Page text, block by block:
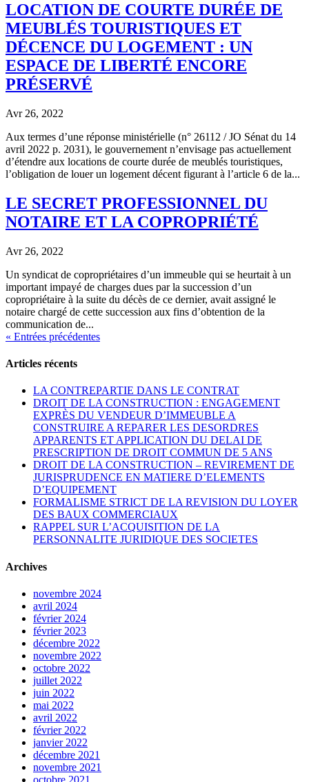
LOCATION DE COURTE DURÉE DE
MEUBLÉS TOURISTIQUES ET
DÉCENCE DU LOGEMENT : UN
ESPACE DE LIBERTÉ ENCORE
PRÉSERVÉ
Avr 26, 2022
Aux termes d’une réponse ministérielle (n° 26112 / JO Sénat du 14
avril 2022 p. 2031), le gouvernement n’envisage pas actuellement
d’étendre aux locations de courte durée de meublés touristiques,
l’obligation de louer un logement décent figurant à l’article 6 de la...
LE SECRET PROFESSIONNEL DU
NOTAIRE ET LA COPROPRIÉTÉ
Avr 26, 2022
Un syndicat de copropriétaires d’un immeuble qui se heurtait à un
important impayé de charges dues par la succession d’un
copropriétaire à la suite du décès de ce dernier, avait assigné le
notaire chargé de cette succession aux fins d’obtention de la
communication de...
« Entrées précédentes
Articles récents
LA CONTREPARTIE DANS LE CONTRAT
DROIT DE LA CONSTRUCTION : ENGAGEMENT
EXPRÈS DU VENDEUR D’IMMEUBLE A
CONSTRUIRE A REPARER LES DESORDRES
APPARENTS ET APPLICATION DU DELAI DE
PRESCRIPTION DE DROIT COMMUN DE 5 ANS
DROIT DE LA CONSTRUCTION – REVIREMENT DE
JURISPRUDENCE EN MATIERE D’ELEMENTS
D’EQUIPEMENT
FORMALISME STRICT DE LA REVISION DU LOYER
DES BAUX COMMERCIAUX
RAPPEL SUR L’ACQUISITION DE LA
PERSONNALITE JURIDIQUE DES SOCIETES
Archives
novembre 2024
avril 2024
février 2024
février 2023
décembre 2022
novembre 2022
octobre 2022
juillet 2022
juin 2022
mai 2022
avril 2022
février 2022
janvier 2022
décembre 2021
novembre 2021
octobre 2021